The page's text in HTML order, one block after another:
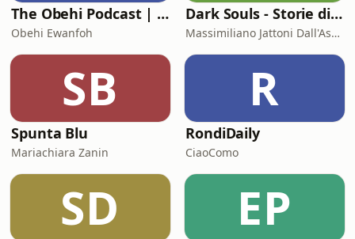
The Obehi Podcast | Life & Legacy Project
Obehi Ewanfoh
Dark Souls - Storie di serial killer
Massimiliano Jattoni Dall'Asén
SB
Spunta Blu
Mariachiara Zanin
R
RondiDaily
CiaoComo
SD EP